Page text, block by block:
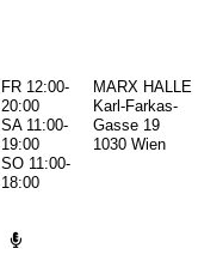
FR 12:00-
20:00
SA 11:00-
19:00
SO 11:00-
18:00
MARX HALLE
Karl-Farkas-
Gasse 19
1030 Wien